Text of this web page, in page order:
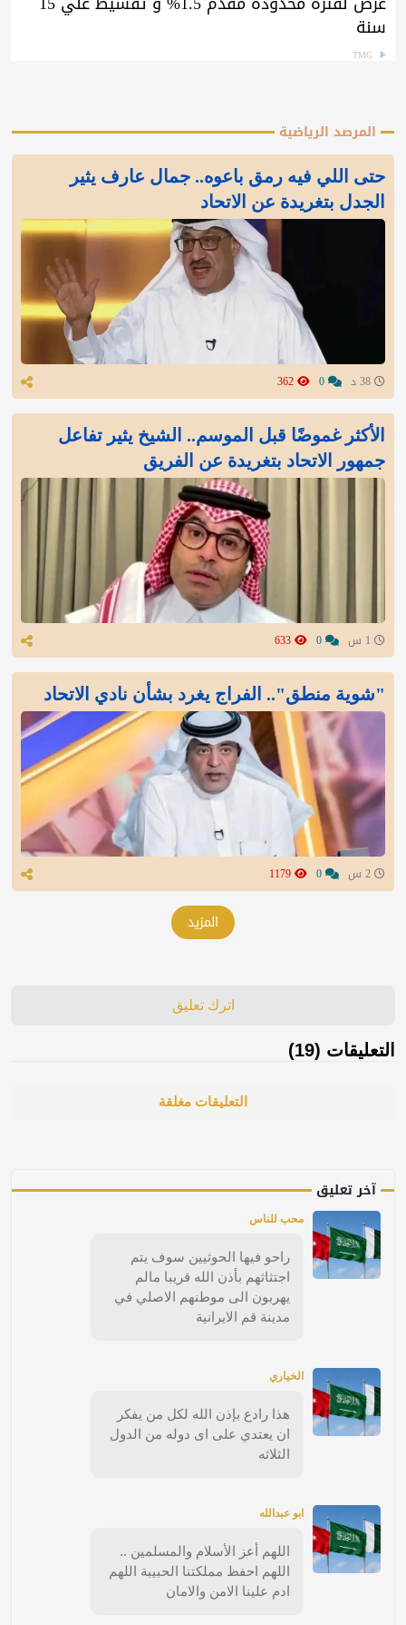
سنة
TMG
المرصد الرياضية
‏حتى اللي فيه رمق باعوه.. جمال عارف يثير
الجدل بتغريدة عن الاتحاد
الأكثر غموضًا قبل الموسم.. الشيخ يثير تفاعل
جمهور الاتحاد بتغريدة عن الفريق
"شوية منطق".. الفراج يغرد بشأن نادي الاتحاد
المزيد
اترك تعليق
التعليقات (19)
التعليقات مغلقة
آخر تعليق
محب للناس
راحو فيها الحوثيين سوف يتم
اجتثاثهم بأذن الله قريبا مالم
يهربون الى موطنهم الاصلي في
مدينة قم الايرانية
الخياري
هذا رادع بإذن الله لكل من يفكر
ان يعتدي على اى دوله من الدول
الثلاثه
ابو عبدالله
اللهم أعز الأسلام والمسلمين ..
اللهم احفظ مملكتنا الحبيبة اللهم
ادم علينا الامن والامان